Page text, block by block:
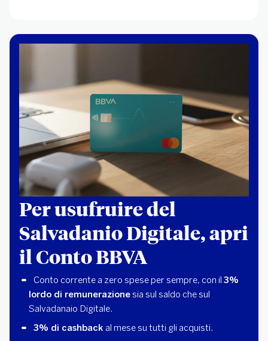
Per usufruire del
Salvadanio Digitale, apri
il Conto BBVA
Conto corrente a zero spese per sempre, con il 3%
lordo di remunerazionesia sul saldo che sul
Salvadanaio Digitale.
3% di cashback al mese su tutti gli acquisti.